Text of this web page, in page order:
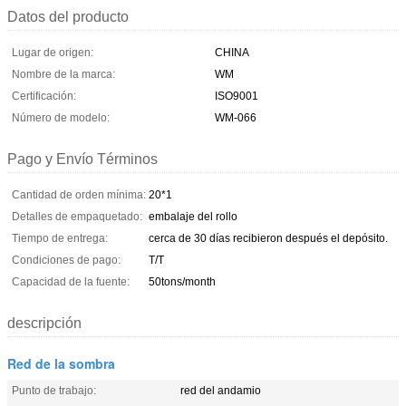
Datos del producto
Lugar de origen:
CHINA
Nombre de la marca:
WM
Certificación:
ISO9001
Número de modelo:
WM-066
Pago y Envío Términos
Cantidad de orden mínima: 20*1
Detalles de empaquetado: embalaje del rollo
Tiempo de entrega:
cerca de 30 días recibieron después el depósito.
Condiciones de pago:
T/T
Capacidad de la fuente:
50tons/month
descripción
Red de la sombra
Punto de trabajo:
red del andamio